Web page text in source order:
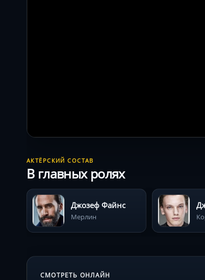
АКТЁРСКИЙ СОСТАВ
В главных ролях
Джозеф Файнс
Мерлин
СМОТРЕТЬ ОНЛАЙН